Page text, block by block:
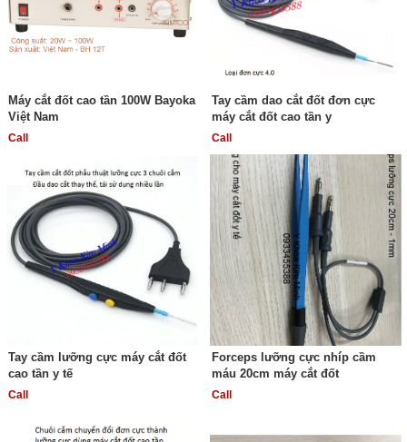
Máy cắt đốt cao tần 100W Bayoka
Việt Nam
Call
Tay cầm dao cắt đốt đơn cực
máy cắt đốt cao tần y
Call
Tay cầm lưỡng cực máy cắt đốt
cao tần y tế
Call
Forceps lưỡng cực nhíp cầm
máu 20cm máy cắt đốt
Call